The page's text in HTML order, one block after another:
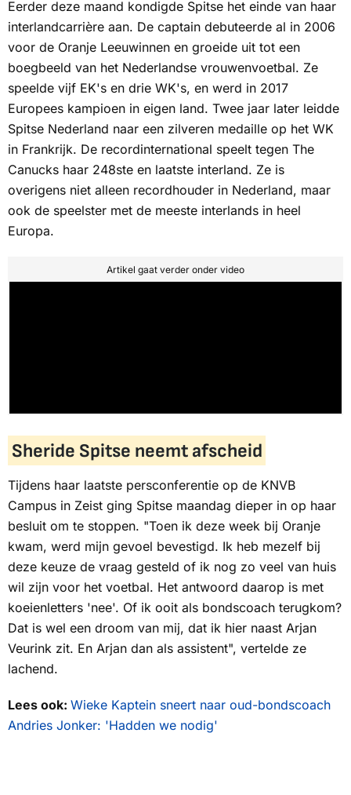
Eerder deze maand kondigde Spitse het einde van haar
interlandcarrière aan. De captain debuteerde al in 2006
voor de Oranje Leeuwinnen en groeide uit tot een
boegbeeld van het Nederlandse vrouwenvoetbal. Ze
speelde vijf EK's en drie WK's, en werd in 2017
Europees kampioen in eigen land. Twee jaar later leidde
Spitse Nederland naar een zilveren medaille op het WK
in Frankrijk. De recordinternational speelt tegen The
Canucks haar 248ste en laatste interland. Ze is
overigens niet alleen recordhouder in Nederland, maar
ook de speelster met de meeste interlands in heel
Europa.
Artikel gaat verder onder video
Sheride Spitse neemt afscheid
Tijdens haar laatste persconferentie op de KNVB
Campus in Zeist ging Spitse maandag dieper in op haar
besluit om te stoppen. "Toen ik deze week bij Oranje
kwam, werd mijn gevoel bevestigd. Ik heb mezelf bij
deze keuze de vraag gesteld of ik nog zo veel van huis
wil zijn voor het voetbal. Het antwoord daarop is met
koeienletters 'nee'. Of ik ooit als bondscoach terugkom?
Dat is wel een droom van mij, dat ik hier naast Arjan
Veurink zit. En Arjan dan als assistent", vertelde ze
lachend.
Lees ook: Wieke Kaptein sneert naar oud-bondscoach
Andries Jonker: 'Hadden we nodig'